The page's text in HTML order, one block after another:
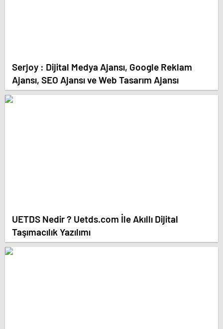
Serjoy : Dijital Medya Ajansı, Google Reklam
Ajansı, SEO Ajansı ve Web Tasarım Ajansı
UETDS Nedir ? Uetds.com İle Akıllı Dijital
Taşımacılık Yazılımı